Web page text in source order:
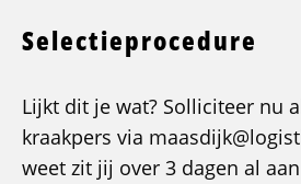
Selectieprocedure
Lijkt dit je wat? Solliciteer nu
kraakpers via
weet zit jij over 3 dagen al